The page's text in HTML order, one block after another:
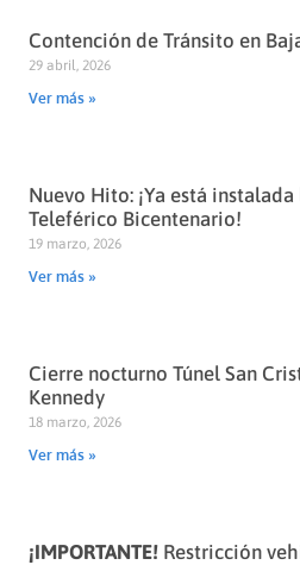
Contención de Tránsito en
29 abril, 2026
Ver más »
Nuevo Hito: ¡Ya está
Teleférico Bicentenario!
19 marzo, 2026
Ver más »
Cierre nocturno Túnel San
Kennedy
18 marzo, 2026
Ver más »
¡IMPORTANTE! Restricción